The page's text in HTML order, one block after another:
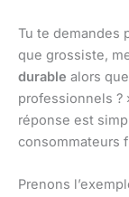
Tu te demandes
que grossiste,
durable alors
professionnels ?
réponse est
consommateurs
Prenons